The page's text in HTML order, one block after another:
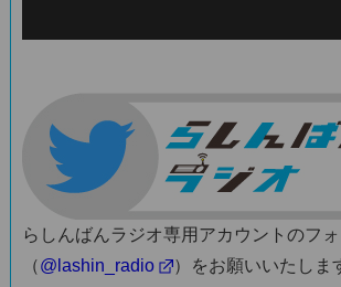
らしんばんラジオ専用アカウントのフ
（@lashin_radio ）をお願いいたしま